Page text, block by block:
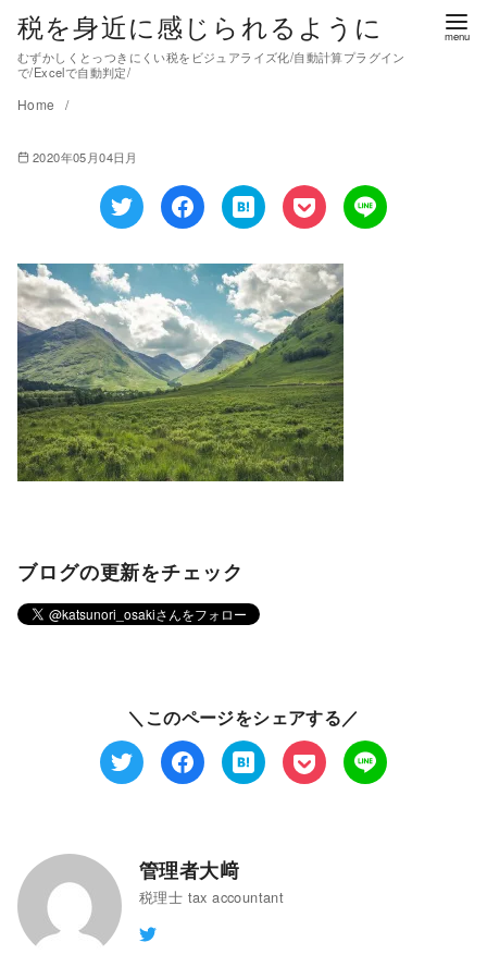
税を身近に感じられるように
むずかしくとっつきにくい税をビジュアライズ化/自動計算プラグイン
で/Excelで自動判定/
Home
2020年05月04日月
ブログの更新をチェック
＼このページをシェアする／
管理者大﨑
税理士 tax accountant